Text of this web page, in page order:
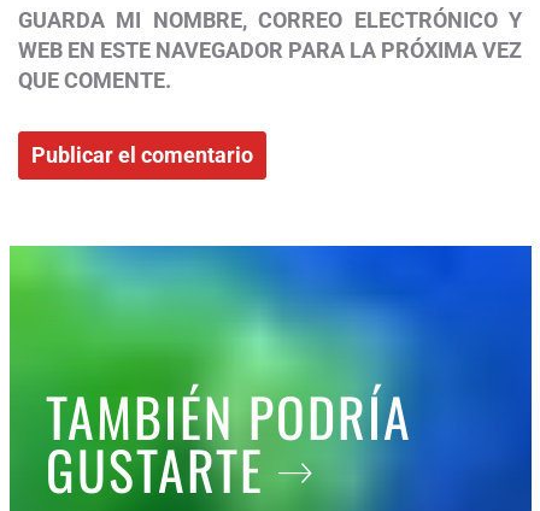
GUARDA MI NOMBRE, CORREO ELECTRÓNICO Y
WEB EN ESTE NAVEGADOR PARA LA PRÓXIMA VEZ
QUE COMENTE.
TAMBIÉN PODRÍA
GUSTARTE